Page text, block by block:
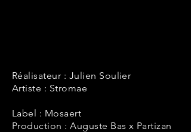
Réalisateur : Julien Soulier
Artiste : Stromae
Label : Mosaert
Production : Auguste Bas x Partizan